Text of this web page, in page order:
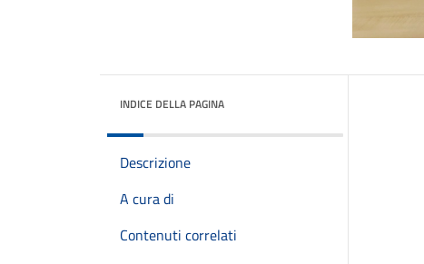
INDICE DELLA PAGINA
Descrizione
A cura di
Contenuti correlati